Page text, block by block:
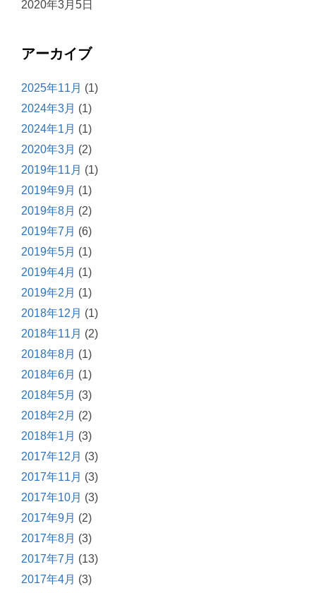
2020年3月5日
アーカイブ
2025年11月 (1)
2024年3月 (1)
2024年1月 (1)
2020年3月 (2)
2019年11月 (1)
2019年9月 (1)
2019年8月 (2)
2019年7月 (6)
2019年5月 (1)
2019年4月 (1)
2019年2月 (1)
2018年12月 (1)
2018年11月 (2)
2018年8月 (1)
2018年6月 (1)
2018年5月 (3)
2018年2月 (2)
2018年1月 (3)
2017年12月 (3)
2017年11月 (3)
2017年10月 (3)
2017年9月 (2)
2017年8月 (3)
2017年7月 (13)
2017年4月 (3)